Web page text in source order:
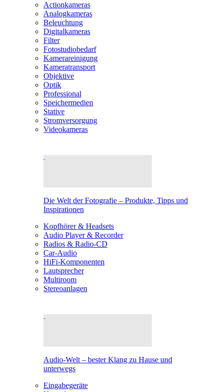
Actionkameras
Analogkameras
Beleuchtung
Digitalkameras
Filter
Fotostudiobedarf
Kamerareinigung
Kameratransport
Objektive
Optik
Professional
Speichermedien
Stative
Stromversorgung
Videokameras
Die Welt der Fotografie – Produkte, Tipps und
Inspirationen
Kopfhörer & Headsets
Audio Player & Recorder
Radios & Radio-CD
Car-Audio
HiFi-Komponenten
Lautsprecher
Multiroom
Stereoanlagen
Audio-Welt – bester Klang zu Hause und
unterwegs
Eingabegeräte